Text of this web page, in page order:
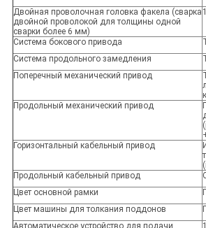
Двойная проволочная головка факела (сварка
двойной проволокой для толщины одной
сварки более 6 мм)
Система бокового привода
Система продольного замедления
Поперечный механический привод
Продольный механический привод
Горизонтальный кабельный привод
Продольный кабельный привод
Цвет основной рамки
Цвет машины для толкания поддонов